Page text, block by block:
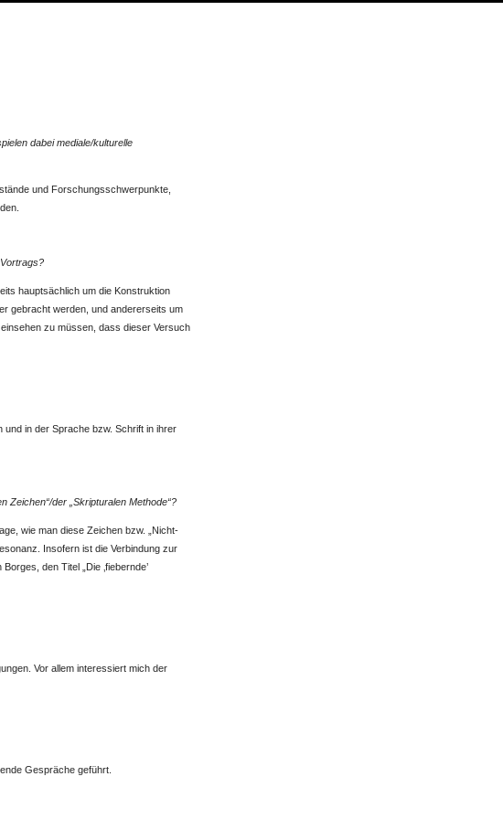
dabei mediale/kulturelle
und Forschungsschwerpunkte,
hauptsächlich um die Konstruktion
gebracht werden, und andererseits um
zu müssen, dass dieser Versuch
und in der Sprache bzw. Schrift in ihrer
Zeichen“/der „Skripturalen Methode“?
wie man diese Zeichen bzw. „Nicht-
Insofern ist die Verbindung zur
den Titel „Die ‚fiebernde’
Vor allem interessiert mich der
Gespräche geführt.